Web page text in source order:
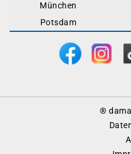
München
Potsdam
®